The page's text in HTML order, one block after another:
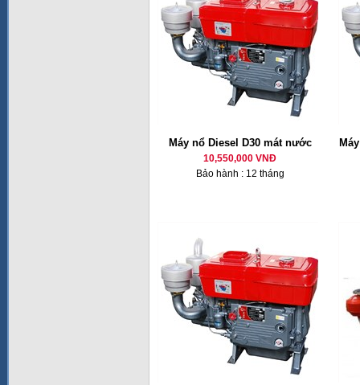
Máy nổ Diesel D30 mát nước
10,550,000 VNĐ
Bảo hành : 12 tháng